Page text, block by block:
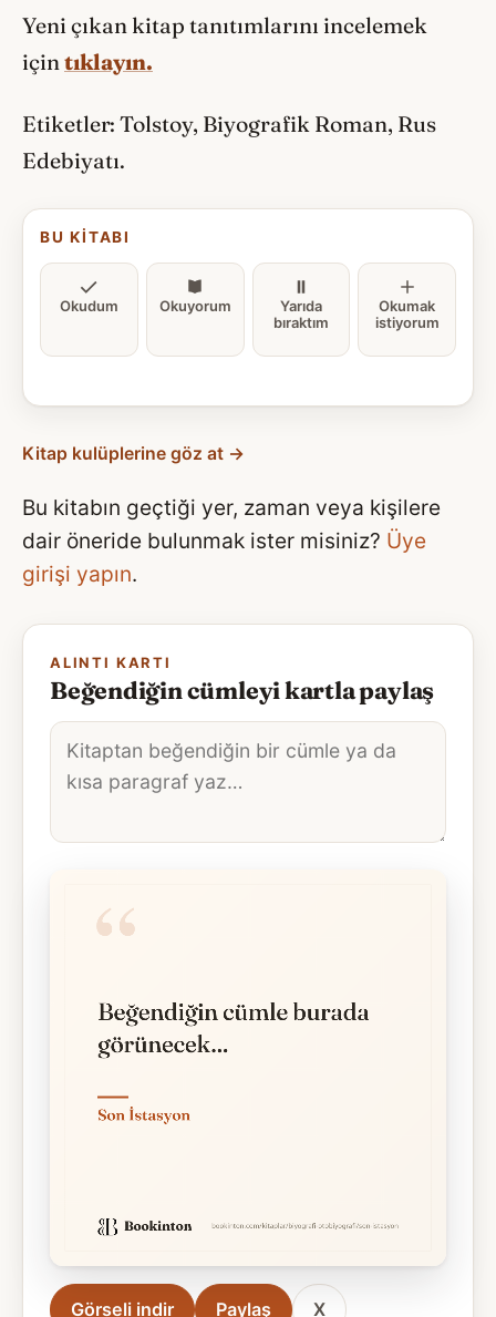
Yeni çıkan kitap tanıtımlarını incelemek
içintıklayın.
Etiketler: Tolstoy, Biyografik Roman, Rus
Edebiyatı.
BU KITABI
Okudum Okuyorum
Yarıda
bıraktım
Okumak
istiyorum
Kitap kulüplerine göz at →
Bu kitabın geçtiği yer, zaman veya kişilere
dair öneride bulunmak ister misiniz? Üye
girişi yapın.
ALINTI KARTI
Beğendiğin cümleyi kartla paylaş
Alıntı
metni
Görseli indir Paylaş X